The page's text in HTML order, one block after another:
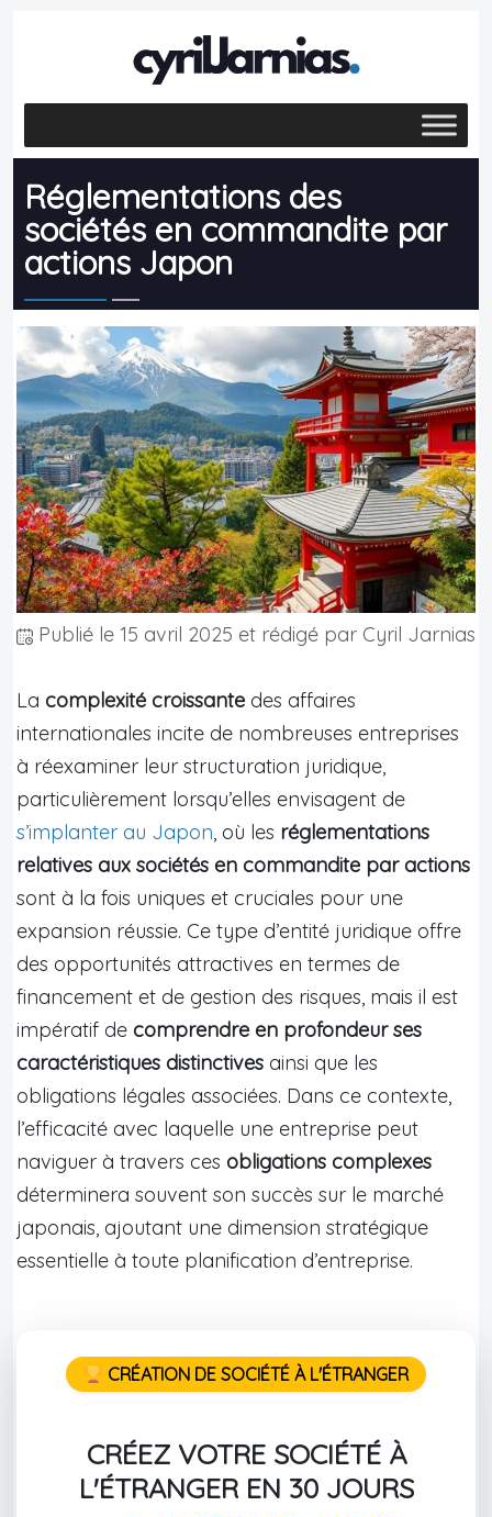
Réglementations des
sociétés en commandite par
actions Japon
Publié le 15 avril 2025 et rédigé par Cyril Jarnias
La complexité croissante des affaires
internationales incite de nombreuses entreprises
à réexaminer leur structuration juridique,
particulièrement lorsqu’elles envisagent de
s’implanter au Japon, où les réglementations
relatives aux sociétés en commandite par actions
sont à la fois uniques et cruciales pour une
expansion réussie. Ce type d’entité juridique offre
des opportunités attractives en termes de
financement et de gestion des risques, mais il est
impératif de comprendre en profondeur ses
caractéristiques distinctives ainsi que les
obligations légales associées. Dans ce contexte,
l’efficacité avec laquelle une entreprise peut
naviguer à travers ces obligations complexes
déterminera souvent son succès sur le marché
japonais, ajoutant une dimension stratégique
essentielle à toute planification d’entreprise.
CRÉATION DE SOCIÉTÉ À L'ÉTRANGER
CRÉEZ VOTRE SOCIÉTÉ À
L'ÉTRANGER EN 30 JOURS